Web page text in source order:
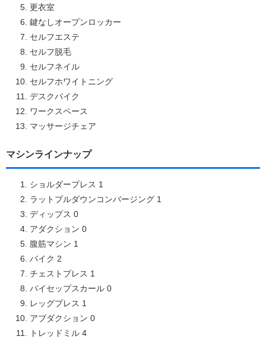
更衣室
鍵なしオープンロッカー
セルフエステ
セルフ脱毛
セルフネイル
セルフホワイトニング
デスクバイク
ワークスペース
マッサージチェア
マシンラインナップ
ショルダープレス 1
ラットプルダウンコンバージング 1
ディップス 0
アダクション 0
腹筋マシン 1
バイク 2
チェストプレス 1
バイセップスカール 0
レッグプレス 1
アブダクション 0
トレッドミル 4